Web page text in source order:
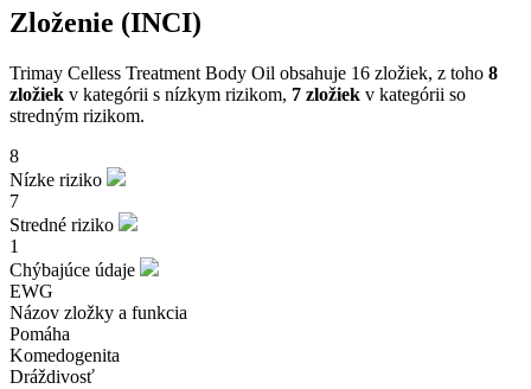
Zloženie (INCI)
Trimay Celless Treatment Body Oil obsahuje 16 zložiek, z toho 8
zložiek v kategórii s nízkym rizikom, 7 zložiek v kategórii so
stredným rizikom.
8
Nízke riziko
7
Stredné riziko
1
Chýbajúce údaje
EWG
Názov zložky a funkcia
Pomáha
Komedogenita
Dráždivosť